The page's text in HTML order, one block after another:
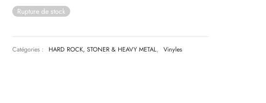
Rupture de stock
Catégories : HARD ROCK, STONER & HEAVY METAL, Vinyles